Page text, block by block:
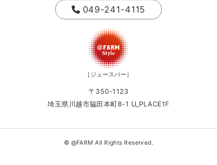
049-241-4115
［ジュースバー］
〒350-1123
埼玉県川越市脇田本町8-1 U_PLACE1F
© @FARM All Rights Reserved.